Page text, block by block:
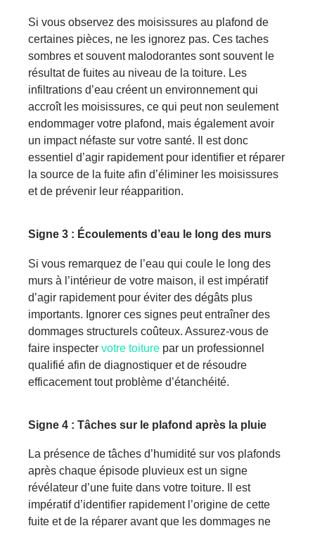
Si vous observez des moisissures au plafond de
certaines pièces, ne les ignorez pas. Ces taches
sombres et souvent malodorantes sont souvent le
résultat de fuites au niveau de la toiture. Les
infiltrations d’eau créent un environnementqui
accroît l es moisissures, ce qui peut non seulement
endommager votre plafond, mais également avoir
un impact néfaste sur votre santé. Il est donc
essentiel d’agir rapidement pour identifier et réparer
la source de la fuite afin d’éliminer les moisissures
etde prévenir leur réapparition.
Signe 3 : Écoulements d’eau le long des murs
Si vous remarquez de l’eau qui coule le long des
murs à l’intérieur de votre maison, il est impératif
d’agir rapidement pour éviter des dégâts plus
importants. Ignorer ces signes peut entraîner des
dommages structurels coûteux. Assurez-vous de
faire inspecter votre toiture par un professionnel
qualifié afin de diagnostiquer et de résoudre
efficacement tout problème d’étanchéité.
Signe 4 : Tâches sur le plafond après la pluie
La présence de tâches d’humidité sur vos plafonds
après chaque épisode pluvieux est un signe
révélateur d’une fuite dans votre toiture. Il est
impératif d’identifier rapidement l’origine de cette
fuite et de la réparer avant que les dommages ne